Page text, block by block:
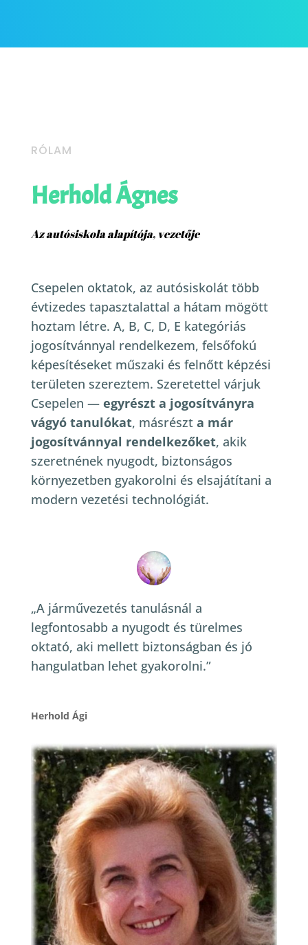
RÓLAM
Herhold Ágnes
Az autósiskola alapítója, vezetője
Csepelen oktatok, az autósiskolát több
évtizedes tapasztalattal a hátam mögött
hoztam létre. A, B, C, D, E kategóriás
jogosítvánnyal rendelkezem, felsőfokú
képesítéseket műszaki és felnőtt képzési
területen szereztem. Szeretettel várjuk
Csepelen — egyrészt a jogosítványra
vágyó tanulókat, másrészt a már
jogosítvánnyal rendelkezőket, akik
szeretnének nyugodt, biztonságos
környezetben gyakorolni és elsajátítani a
modern vezetési technológiát.
„A járművezetés tanulásnál a
legfontosabb a nyugodt és türelmes
oktató, aki mellett biztonságban és jó
hangulatban lehet gyakorolni.”
Herhold Ági